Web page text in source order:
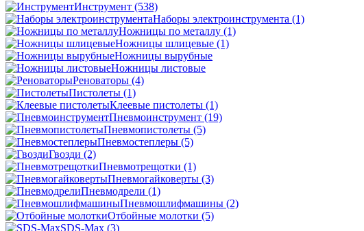
Инструмент (538)
Наборы электроинструмента (1)
Ножницы по металлу (1)
Ножницы шлицевые (1)
Ножницы вырубные
Ножницы листовые
Реноваторы (4)
Пистолеты (1)
Клеевые пистолеты (1)
Пневмоинструмент (19)
Пневмопистолеты (5)
Пневмостеплеры (5)
Гвозди (2)
Пневмотрещотки (1)
Пневмогайковерты (3)
Пневмодрели (1)
Пневмошлифмашины (2)
Отбойные молотки (5)
SDS-Max (3)